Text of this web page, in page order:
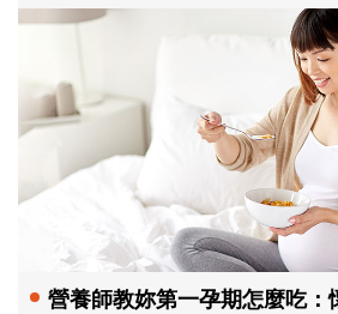
營養師教妳第一孕期怎麼吃：